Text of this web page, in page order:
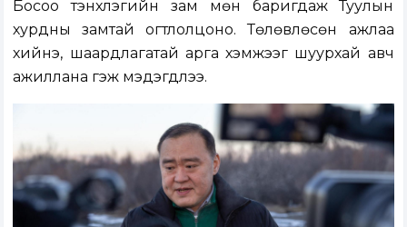
Босоо тэнхлэгийн зам мөн баригдаж Туулын
хурдны замтай огтлолцоно. Төлөвлөсөн ажлаа
хийнэ, шаардлагатай арга хэмжээг шуурхай авч
ажиллана гэж мэдэгдлээ.